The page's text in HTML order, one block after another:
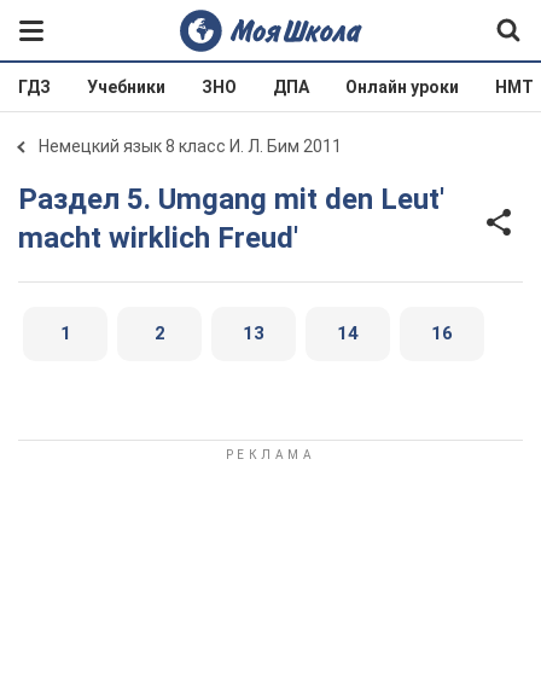
ГДЗ Учебники ЗНО ДПА Онлайн уроки НМТ
Немецкий язык 8 класс И. Л. Бим 2011
Раздел 5. Umgang mit den Leut'
macht wirklich Freud'
1 2 13 14 16